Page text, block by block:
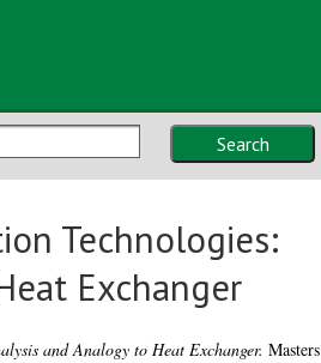
Search
Technologies:
Exchanger
and Analogy to Heat Exchanger. Masters